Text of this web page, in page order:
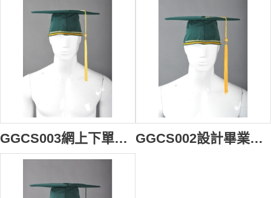
GGCS003網上下單畢業帽帽穗 來樣訂造畢業帽流蘇 製作博士帽帽穗 畢業帽流蘇製衣廠 GGCS002設計畢業帽專用流蘇 大量製造博士帽帽穗 設計畢業帽流蘇 畢業帽帽穗製造商